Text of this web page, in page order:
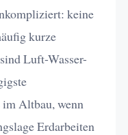
keine
kurze
Luft-Wasser-
Altbau, wenn
Erdarbeiten